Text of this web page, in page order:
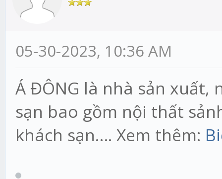
05-30-2023, 10:36 AM
Á ĐÔNG là nhà sản xuất,
sạn bao gồm nội thất
khách sạn…. Xem thêm: